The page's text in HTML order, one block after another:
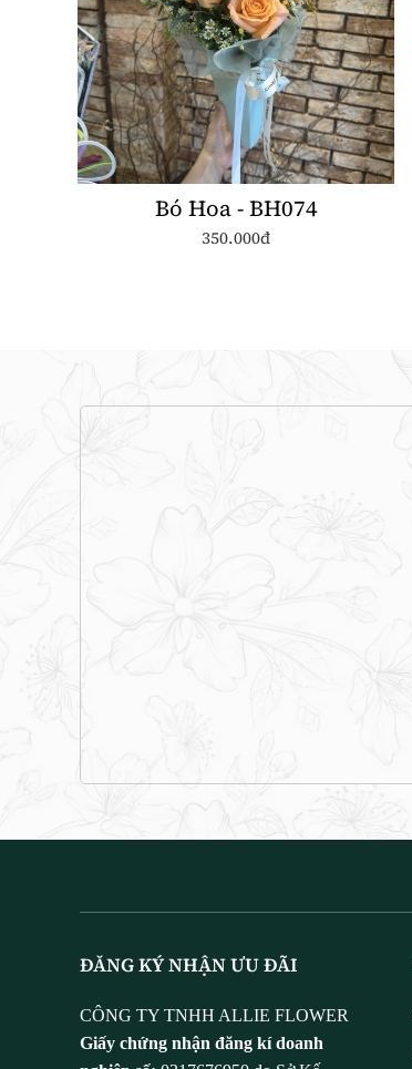
Bó Hoa - BH074
350.000đ
ĐĂNG KÝ NHẬN ƯU ĐÃI
CÔNG TY TNHH ALLIE FLOWER
Giấy chứng nhận đăng kí doanh